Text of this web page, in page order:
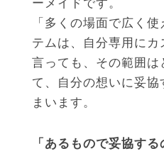
ーメイドです。
「多くの場面で広く
テムは、自分専用にカ
言っても、その範囲は
て、自分の想いに妥協
まいます。
「あるもので妥協す